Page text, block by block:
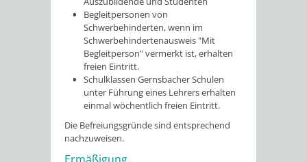
Begleitpersonen von
Schwerbehinderten, wenn im
Schwerbehindertenausweis "Mit
Begleitperson" vermerkt ist, erhalten
freien Eintritt.
Schulklassen Gernsbacher Schulen
unter Führung eines Lehrers erhalten
einmal wöchentlich freien Eintritt.
Die Befreiungsgründe sind entsprechend
nachzuweisen.